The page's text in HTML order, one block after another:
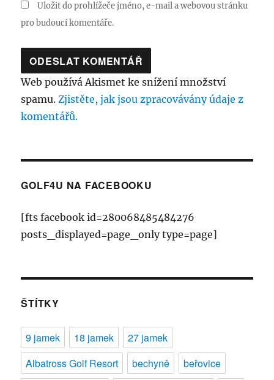
Uložit do prohlížeče jméno, e-mail a webovou stránku
pro budoucí komentáře.
Web používá Akismet ke snížení množství
spamu.Zjistěte, jak jsou zpracovávány údaje z
komentářů.
GOLF4U NA FACEBOOKU
[fts facebook id=280068485484276
posts_displayed=page_only type=page]
ŠTÍTKY
9 jamek 18 jamek
27 jamek
Albatross Golf Resort
bechyně beřovice